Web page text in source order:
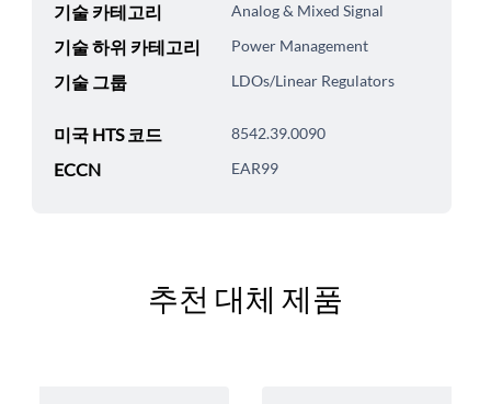
기술 카테고리 Analog & Mixed Signal
기술 하위 카테고리 Power Management
기술 그룹 LDOs/Linear Regulators
미국 HTS 코드 8542.39.0090
ECCN EAR99
추천 대체 제품